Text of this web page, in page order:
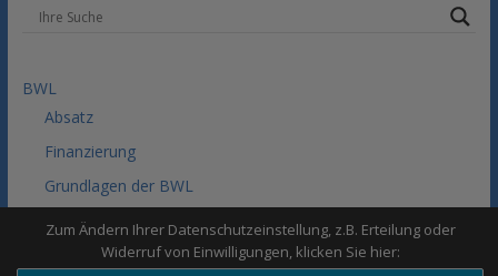
BWL
Absatz
Finanzierung
Grundlagen der BWL
Investition
Präsentationstechniken
Zum Ändern Ihrer Datenschutzeinstellung, z.B. Erteilung oder
Widerruf von Einwilligungen, klicken Sie hier: